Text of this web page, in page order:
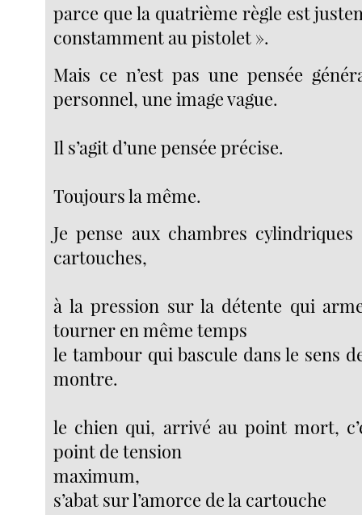
parce que la quatrième règle est
constamment au pistolet ».
Mais ce n’est pas une pensée
personnel, une image vague.
Il s’agit d’une pensée précise.
Toujours la même.
Je pense aux chambres
cartouches,
à la pression sur la détente qui
tourner en même temps
le tambour qui bascule dans le sens
montre.
le chien qui, arrivé au point mort,
point de tension
maximum,
s’abat sur l’amorce de la cartouche